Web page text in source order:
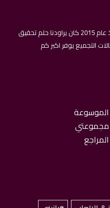
كانت دومًا احلامنا للهواة كبيرة , فمنذ عام 2015 كان يراودنا حلم تحقيق
التجميع يوفر اكبر كم
الموسوعة
مجموعتي
المراجع